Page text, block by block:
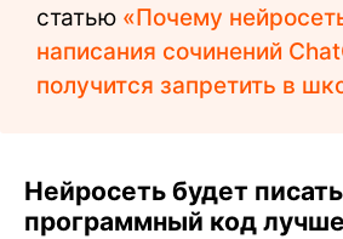
статью «Почему
написания сочинений
получится запретить в
Нейросеть будет писать
программный код лучше